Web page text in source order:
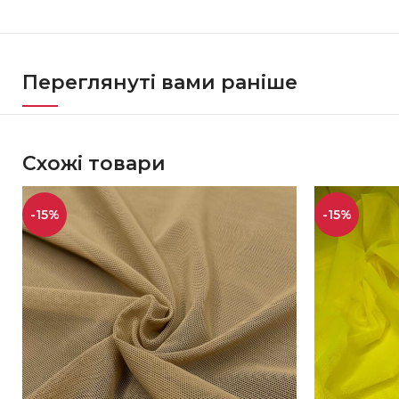
Переглянуті вами раніше
Схожі товари
-15% -15%